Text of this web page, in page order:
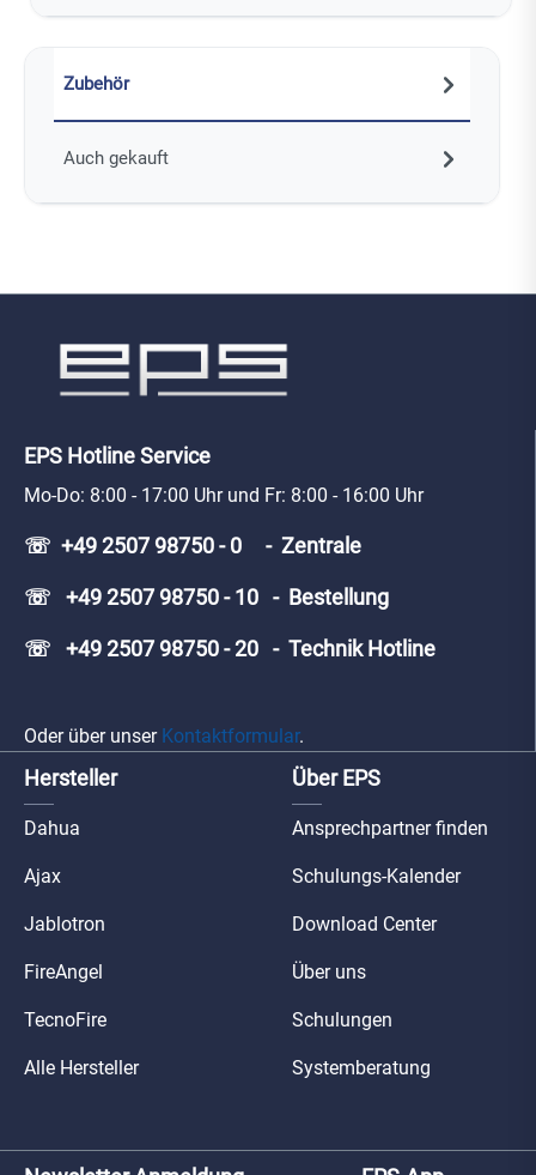
Zubehör
Auch gekauft
EPS Hotline Service
Mo-Do: 8:00 - 17:00 Uhr und Fr: 8:00 - 16:00 Uhr
☏ +49 2507 98750 - 0 - Zentrale
☏ +49 2507 98750 - 10 - Bestellung
☏ +49 2507 98750 - 20 - Technik Hotline
Oder über unser Kontaktformular.
Hersteller
Dahua
Ajax
Jablotron
FireAngel
TecnoFire
Alle Hersteller
Über EPS
Ansprechpartner finden
Schulungs-Kalender
Download Center
Über uns
Schulungen
Systemberatung